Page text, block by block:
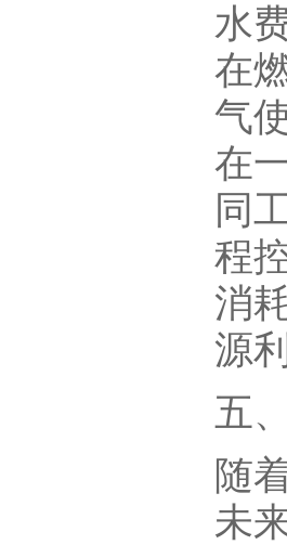
水
在
气
在
同
程
消
源
五
随
未